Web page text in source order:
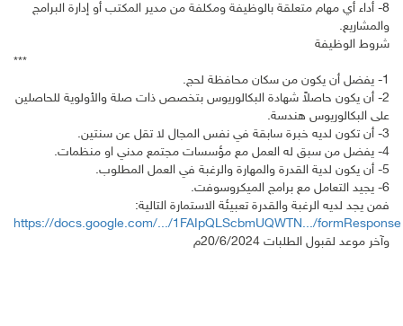
8- أداء أي مهام متعلقة بالوظيفة ومكلفة من مدير المكتب أو إدارة البرامج
والمشاريع.
شروط الوظيفة
***
1- يفضل أن يكون من سكان محافظة لحج.
2- أن يكون حاصلاً شهادة البكالوريوس بتخصص ذات صلة والأولوية للحاصلين
على البكالوريوس هندسة.
3- أن تكون لديه خبرة سابقة في نفس المجال لا تقل عن سنتين.
4- يفضل من سبق له العمل مع مؤسسات مجتمع مدني او منظمات.
5- أن يكون لدية القدرة والمهارة والرغبة في العمل المطلوب.
6- يجيد التعامل مع برامج الميكروسوفت.
فمن يجد لديه الرغبة والقدرة تعبيئة الاستمارة التالية:
https://docs.google.com/.../1FAIpQLScbmUQWTN.../formResponse
وآخر موعد لقبول الطلبات 20/6/2024م